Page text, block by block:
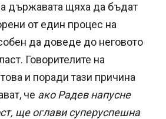
държавата щяха да бъдат
от един процес на
да доведе до неговото
Говорителите на
и поради тази причина
че ако Радев напусне
ще оглави суперуспешна